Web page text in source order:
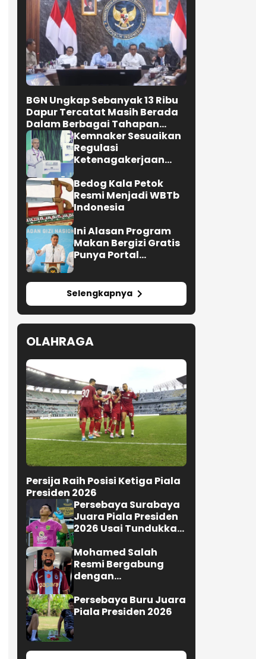
BGN Ungkap Sebanyak 13 Ribu
Dapur Tercatat Masih Berada
Dalam Berbagai Tahapan
Verifikasi dan Belum
Seluruhnya Siap Beroperasi
Kemnaker Sesuaikan
Regulasi
Ketenagakerjaan
Dunia Kerja
Bedog Kala Petok
Resmi Menjadi WBTb
Indonesia
Ini Alasan Program
Makan Bergizi Gratis
Punya Portal
Selengkapnya
OLAHRAGA
Persija Raih Posisi Ketiga Piala
Presiden 2026
Persebaya Surabaya
Juara Piala Presiden
2026 Usai Tundukkan
Adu Penalti
Mohamed Salah
Resmi Bergabung
dengan
Persebaya Buru Juara
Piala Presiden 2026